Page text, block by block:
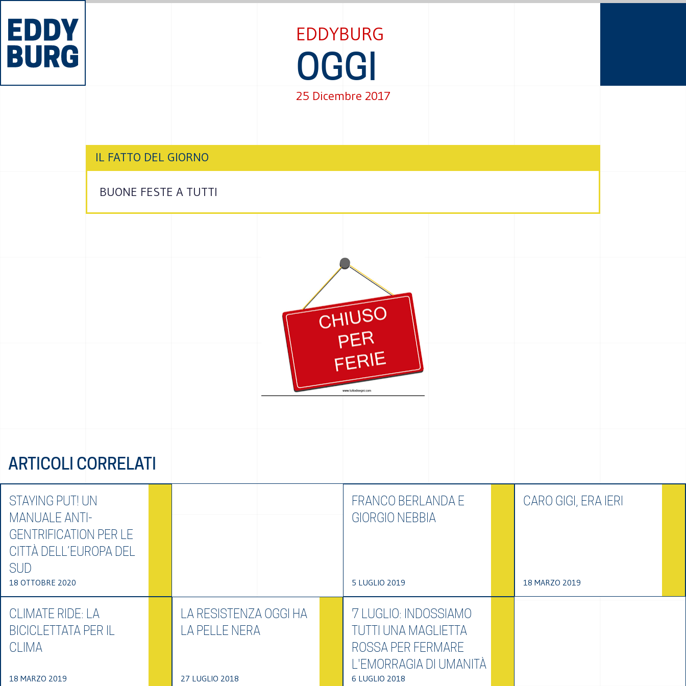
EDDYBURG
OGGI
25 Dicembre 2017
IL FATTO DEL GIORNO
BUONE FESTE A TUTTI
ARTICOLI CORRELATI
STAYING PUT! UN
MANUALE ANTI-
GENTRIFICATION PER LE
CITTÀ DELL’EUROPA DEL
SUD
18 OTTOBRE 2020
FRANCO BERLANDA E
GIORGIO NEBBIA
5 LUGLIO 2019
CARO GIGI, ERA IERI
18 MARZO 2019
CLIMATE RIDE: LA
BICICLETTATA PER IL
CLIMA
18 MARZO 2019
LA RESISTENZA OGGI HA
LA PELLE NERA
27 LUGLIO 2018
7 LUGLIO: INDOSSIAMO
TUTTI UNA MAGLIETTA
ROSSA PER FERMARE
L'EMORRAGIA DI UMANITÀ
6 LUGLIO 2018